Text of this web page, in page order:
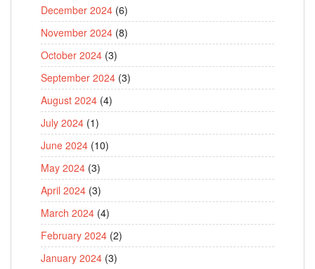
December 2024 (6)
November 2024 (8)
October 2024 (3)
September 2024 (3)
August 2024 (4)
July 2024 (1)
June 2024 (10)
May 2024 (3)
April 2024 (3)
March 2024 (4)
February 2024 (2)
January 2024 (3)